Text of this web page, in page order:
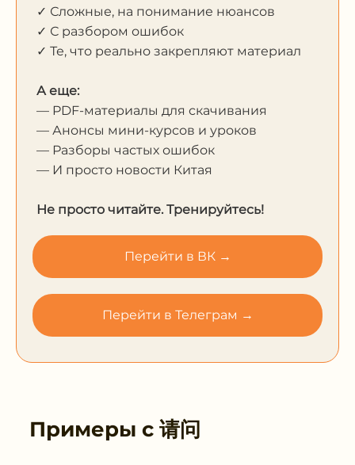
✓ Сложные, на понимание нюансов
✓ С разбором ошибок
✓ Те, что реально закрепляют материал
А еще:
— PDF-материалы для скачивания
— Анонсы мини-курсов и уроков
— Разборы частых ошибок
— И просто новости Китая
Не просто читайте. Тренируйтесь!
Перейти в ВК →
Перейти в Телеграм →
Примеры с 请问